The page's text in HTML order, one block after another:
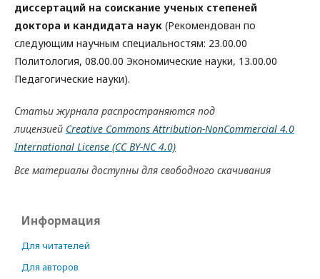
диссертаций на соискание ученых степеней
доктора и кандидата наук (Рекомендован по
следующим научным специальностям: 23.00.00
Политология, 08.00.00 Экономические науки, 13.00.00
Педагогические науки).
Статьи журнала распространяются под
лицензией Creative Commons Attribution-NonCommercial 4.0
International License (CC BY-NC 4.0)
Все материалы доступны для свободного скачивания
Информация
Для читателей
Для авторов